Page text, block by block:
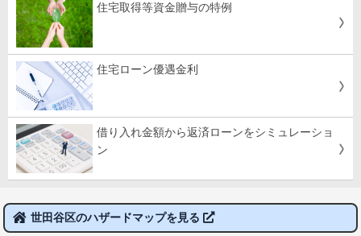
住宅取得等資金贈与の特例
住宅ローン優遇金利
借り入れ金額から返済ローンをシミュレーショ
ン
世田谷区のハザードマップを見る